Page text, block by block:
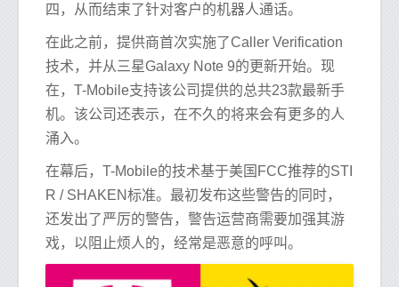
四，从而结束了针对客户的机器人通话。
在此之前，提供商首次实施了Caller Verification
技术，并从三星Galaxy Note 9的更新开始。现
在，T-Mobile支持该公司提供的总共23款最新手
机。该公司还表示，在不久的将来会有更多的人
涌入。
在幕后，T-Mobile的技术基于美国FCC推荐的STI
R / SHAKEN标准。最初发布这些警告的同时，
还发出了严厉的警告，警告运营商需要加强其游
戏，以阻止烦人的，经常是恶意的呼叫。